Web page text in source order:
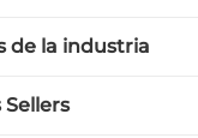
de la industria
Sellers